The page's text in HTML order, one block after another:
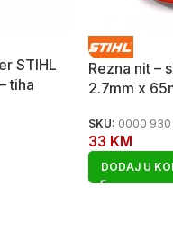
STIHL
tiha
Rezna nit –
2.7mm x
SKU: 0000 930
33 KM
DODAJ U